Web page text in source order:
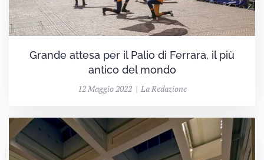
Grande attesa per il Palio di Ferrara, il più
antico del mondo
12 Maggio 2022 | La Redazione